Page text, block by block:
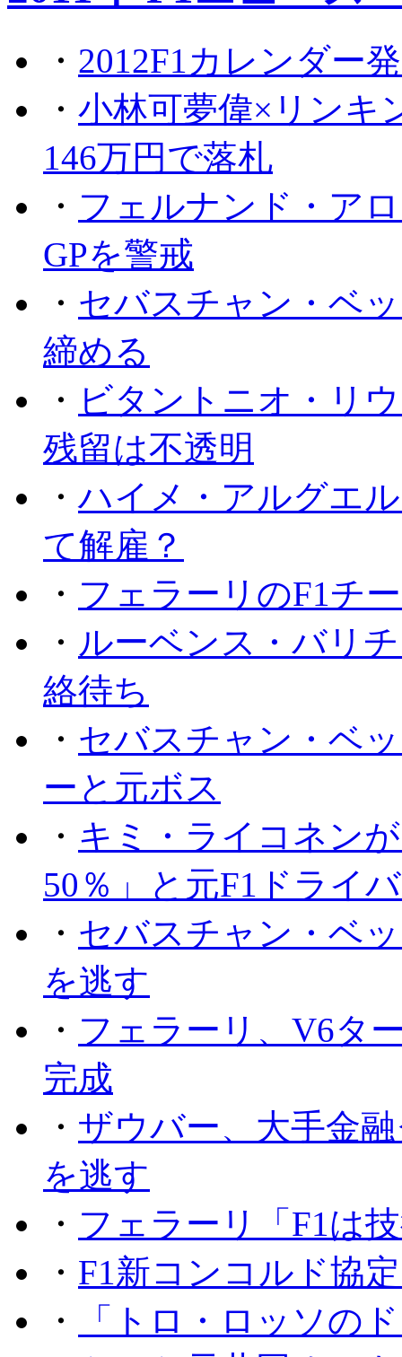
・ 2012F1カレンダー
・ 小林可夢偉×リンキ
146万円で落札
・ フェルナンド・ア
GPを警戒
・ セバスチャン・ベ
締める
・ ビタントニオ・リ
残留は不透明
・ハイメ・アルグエ
て解雇？
・ フェラーリのF1チ
・ ルーベンス・バリ
絡待ち
・ セバスチャン・ベ
ーと元ボス
・ キミ・ライコネン
50％」と元F1ドライ
・ セバスチャン・ベ
を逃す
・ フェラーリ、V6タ
完成
・ ザウバー、大手金
を逃す
・ フェラーリ「F1は
・ F1新コンコルド協
・
「トロ・ロッソの